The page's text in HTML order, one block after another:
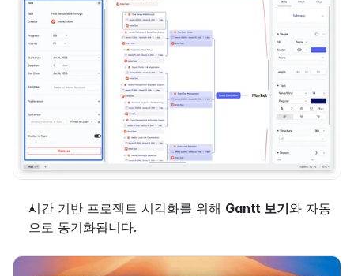
시간 기반 프로젝트 시각화를 위해 Gantt 보기와 자동
으로 동기화됩니다.